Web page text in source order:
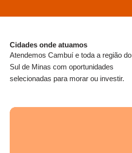
Cidades onde atuamos
Atendemos Cambuí e toda a região do
Sul de Minas com oportunidades
selecionadas para morar ou investir.